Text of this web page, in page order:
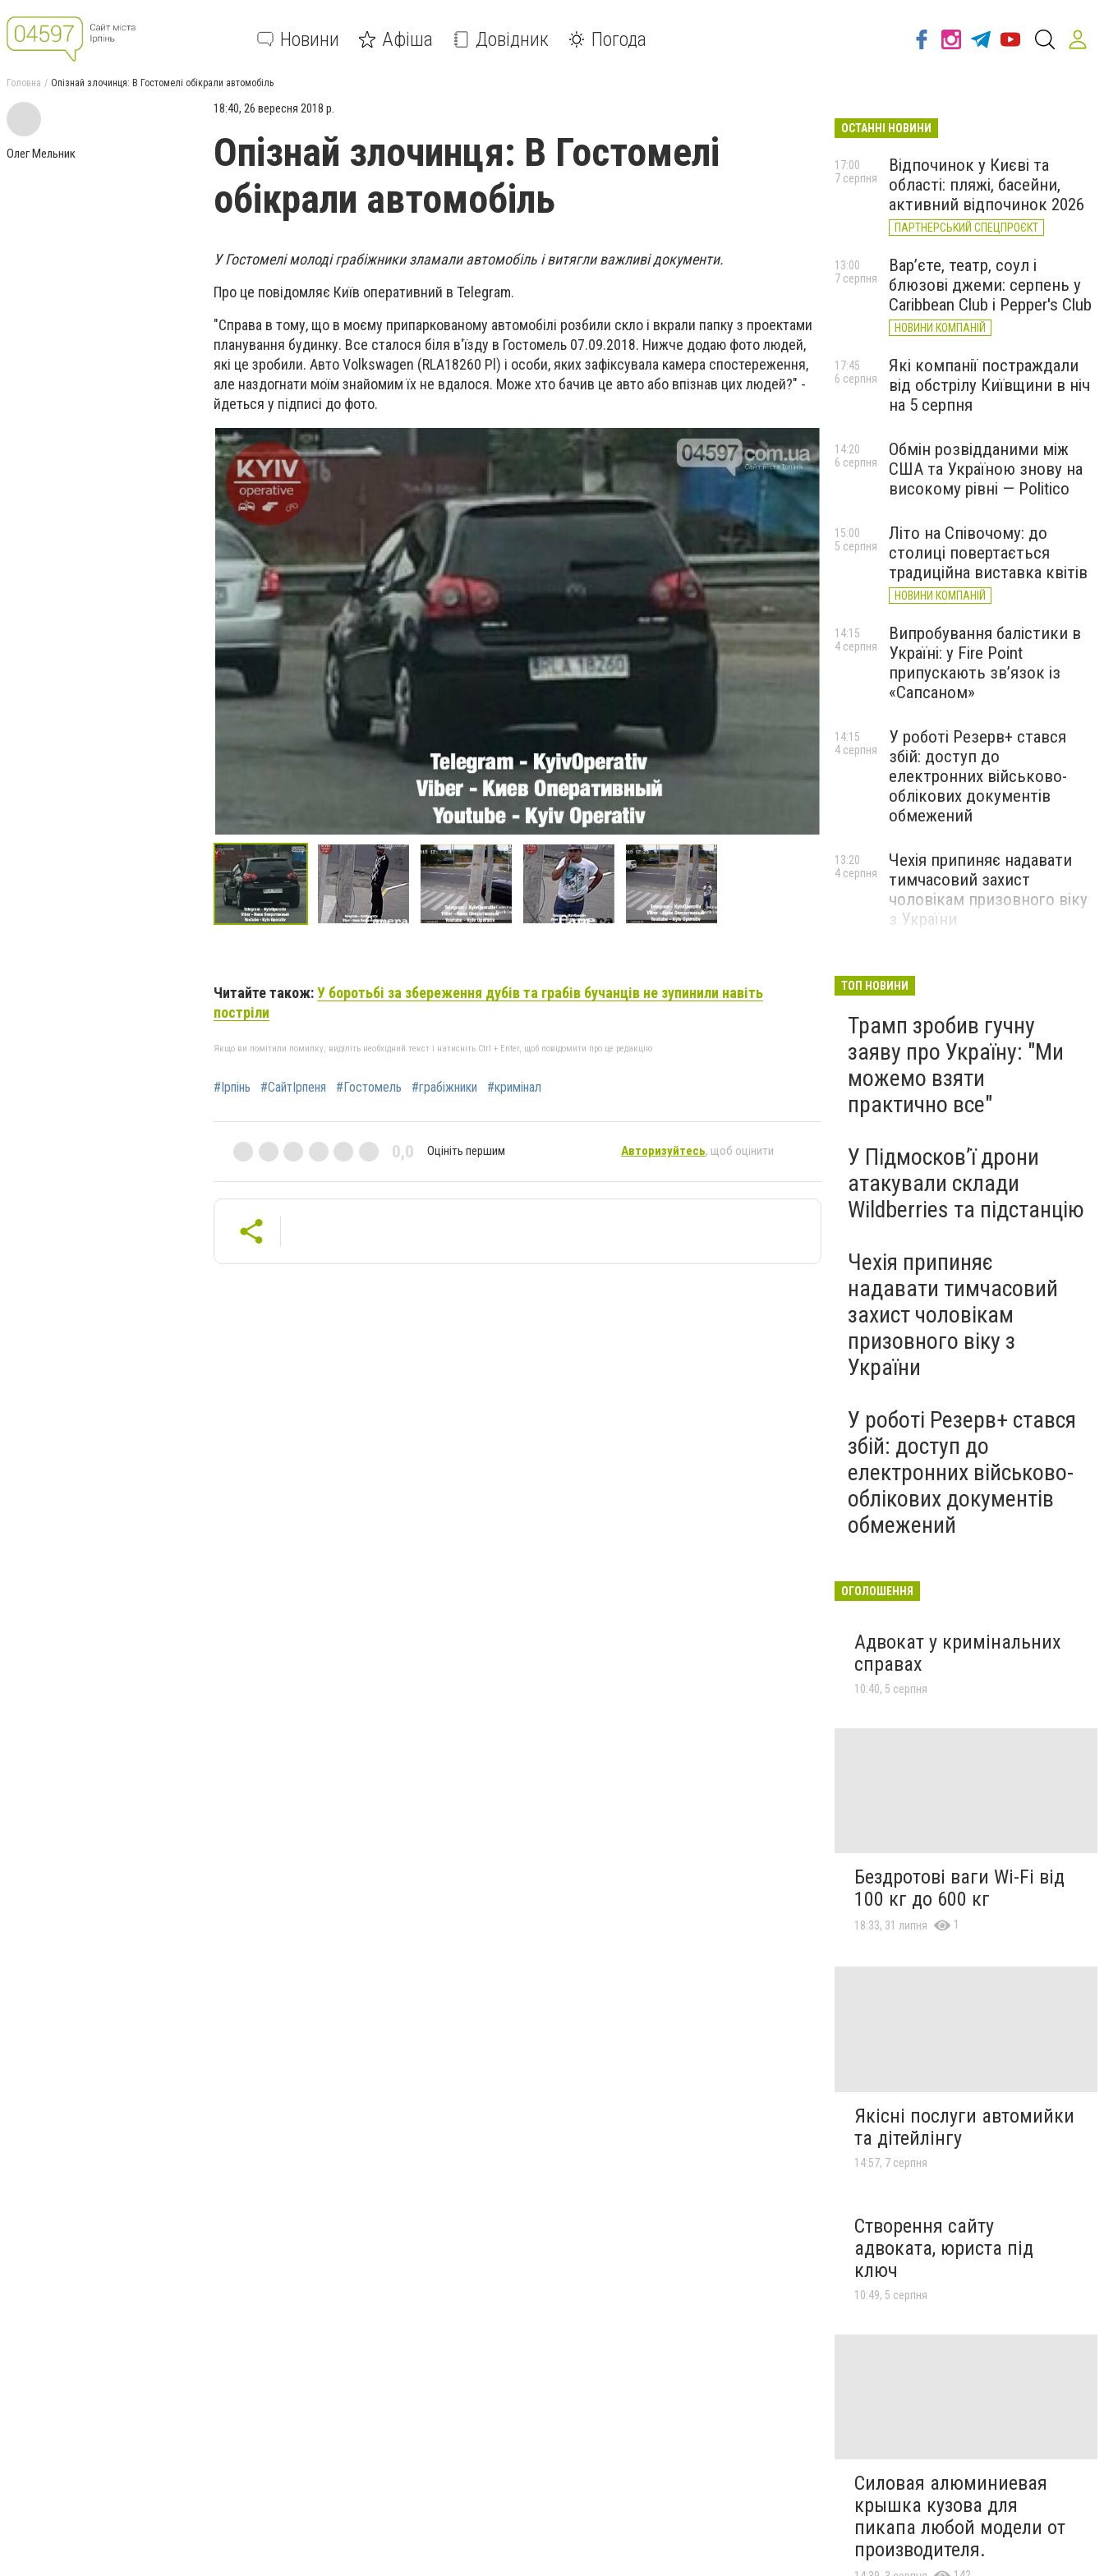
Новини Афіша Довідник Погода
Головна Опізнай злочинця: В Гостомелі обікрали автомобіль
Олег Мельник
18:40, 26 вересня 2018 р.
Опізнай злочинця: В Гостомелі
обікрали автомобіль
У Гостомелі молоді грабіжники зламали автомобіль і витягли важливі документи.
Про це повідомляє Київ оперативний в Telegram.
"Справа в тому, що в моєму припаркованому автомобілі розбили скло і вкрали папку з проектами
планування будинку. Все сталося біля в'їзду в Гостомель 07.09.2018. Нижче додаю фото людей,
які це зробили. Авто Volkswagen (RLA18260 Pl) і особи, яких зафіксувала камера спостереження,
але наздогнати моїм знайомим їх не вдалося. Може хто бачив це авто або впізнав цих людей?" -
йдеться у підписі до фото.
Читайте також:У боротьбі за збереження дубів та грабів бучанців не зупинили навіть
постріли
Якщо ви помітили помилку, виділіть необхідний текст і натисніть Ctrl + Enter, щоб повідомити про це редакцію
#Ірпінь #СайтІрпеня #Гостомель #грабіжники #кримінал
0,0 Оцініть першим Авторизуйтесь, щоб оцінити
ОСТАННІ НОВИНИ
Відпочинок у Києві та
області: пляжі, басейни,
активний відпочинок 2026
ПАРТНЕРСЬКИЙ СПЕЦПРОЄКТ
17:00
7 серпня
Вар’єте, театр, соул і
блюзові джеми: серпень у
Caribbean Club і Pepper's Club
НОВИНИ КОМПАНІЙ
13:00
7 серпня
Які компанії постраждали
від обстрілу Київщини в ніч
на 5 серпня
17:45
6 серпня
Обмін розвідданими між
США та Україною знову на
високому рівні — Politico
14:20
6 серпня
Літо на Співочому: до
столиці повертається
традиційна виставка квітів
НОВИНИ КОМПАНІЙ
15:00
5 серпня
Випробування балістики в
Україні: у Fire Point
припускають зв’язок із
«Сапсаном»
14:15
4 серпня
У роботі Резерв+ стався
збій: доступ до
електронних військово-
облікових документів
обмежений
14:15
4 серпня
Чехія припиняє надавати
тимчасовий захист
чоловікам призовного віку
з України
13:20
4 серпня
ТОП НОВИНИ
Трамп зробив гучну
заяву про Україну: "Ми
можемо взяти
практично все"
У Підмосков’ї дрони
атакували склади
Wildberries та підстанцію
Чехія припиняє
надавати тимчасовий
захист чоловікам
призовного віку з
України
У роботі Резерв+ стався
збій: доступ до
електронних військово-
облікових документів
обмежений
ОГОЛОШЕННЯ
Адвокат у кримінальних
справах
10:40, 5 серпня
Бездротові ваги Wi-Fi від
100 кг до 600 кг
18:33, 31 липня 1
Якісні послуги автомийки
та дітейлінгу
14:57, 7 серпня
Створення сайту
адвоката, юриста під
ключ
10:49, 5 серпня
Силовая алюминиевая
крышка кузова для
пикапа любой модели от
производителя.